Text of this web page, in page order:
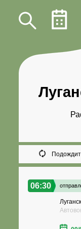
06:30
Луганск